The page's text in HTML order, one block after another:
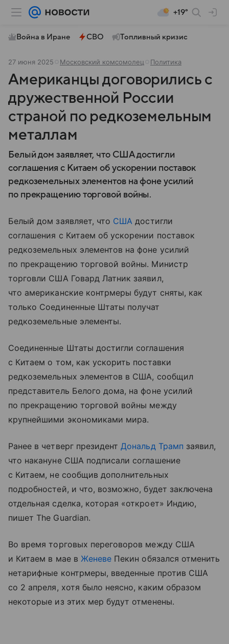
+19°
Война в Иране СВО Топливный кризис
27 июня 2025 Московский комсомолец Политика
Американцы договорились с
дружественной России
страной по редкоземельным
металлам
Белый дом заявляет, что США достигли
соглашения с Китаем об ускорении поставок
редкоземельных элементов на фоне усилий
по прекращению торговой войны.
Белый дом заявляет, что США достигли
соглашения с Китаем об ускорении поставок
редкоземельных элементов на фоне усилий
по прекращению торговой войны. Министр
торговли США Говард Латник заявил,
что американские контрмеры будут сняты, как
только Соединенные Штаты получат
редкоземельные элементы.
Соединенные Штаты достигли соглашения
с Китаем о том, как ускорить поставки
редкоземельных элементов в США, сообщил
представитель Белого дома, на фоне усилий
по прекращению торговой войны между
крупнейшими экономиками мира.
Ранее в четверг президентДональд Трамп заявил,
что накануне США подписали соглашение
с Китаем, не сообщив дополнительных
подробностей, и что, возможно, будет заключена
отдельная сделка, которая «откроет» Индию,
пишет The Guardian.
Во время торговых переговоров между США
и Китаем в мае в Женеве Пекин обязался отменить
нетарифные контрмеры, введенные против США
со 2 апреля, хотя было неясно, каким образом
некоторые из этих мер будут отменены.